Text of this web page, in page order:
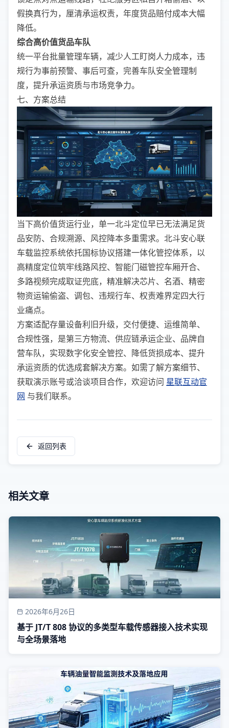
假换真行为，厘清承运权责，年度货品赔付成本大幅
降低。
综合高价值货品车队
统一平台批量管理车辆，减少人工盯岗人力成本，违
规行为事前预警、事后可查，完善车队安全管理制
度，提升承运资质与市场竞争力。
七、方案总结
当下高价值货运行业，单一北斗定位早已无法满足货
品安防、合规溯源、风控降本多重需求。北斗安心联
车载监控系统依托国标协议搭建一体化管控体系，以
高精度定位筑牢线路风控、智能门磁管控车厢开合、
多路视频完成取证兜底，精准解决芯片、名酒、精密
物资运输偷盗、调包、违规行车、权责难界定四大行
业痛点。
方案适配存量设备利旧升级，交付便捷、运维简单、
合规性强，是第三方物流、供应链承运企业、品牌自
营车队，实现数字化安全管控、降低货损成本、提升
承运资质的优选成套解决方案。如需了解方案细节、
获取演示账号或洽谈项目合作，欢迎访问 星联互动官
网 与我们联系。
返回列表
相关文章
2026年6月26日
基于 JT/T 808 协议的多类型车载传感器接入技术实现
与全场景落地